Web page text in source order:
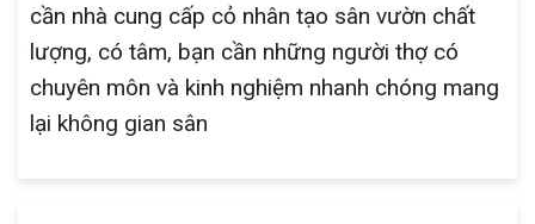
cần nhà cung cấp cỏ nhân tạo sân vườn chất
lượng, có tâm, bạn cần những người thợ có
chuyên môn và kinh nghiệm nhanh chóng mang
lại không gian sân